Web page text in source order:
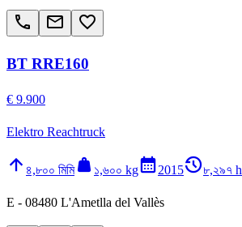
call email favorite_border
BT RRE160
€ 9.900
Elektro Reachtruck
arrow_upward ৪,৮০০ মিমিweight ১,৬০০ kgcalendar_month2015history_2৮,২৯৭ h
E - 08480 L'Ametlla del Vallès